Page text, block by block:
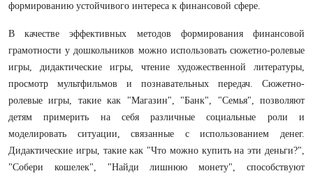
формированию устойчивого интереса к финансовой сфере.
В качестве эффективных методов формирования финансовой
грамотности у дошкольников можно использовать сюжетно-ролевые
игры, дидактические игры, чтение художественной литературы,
просмотр мультфильмов и познавательных передач. Сюжетно-
ролевые игры, такие как "Магазин", "Банк", "Семья", позволяют
детям примерить на себя различные социальные роли и
моделировать ситуации, связанные с использованием денег.
Дидактические игры, такие как "Что можно купить на эти деньги?",
"Собери кошелек", "Найди лишнюю монету", способствуют